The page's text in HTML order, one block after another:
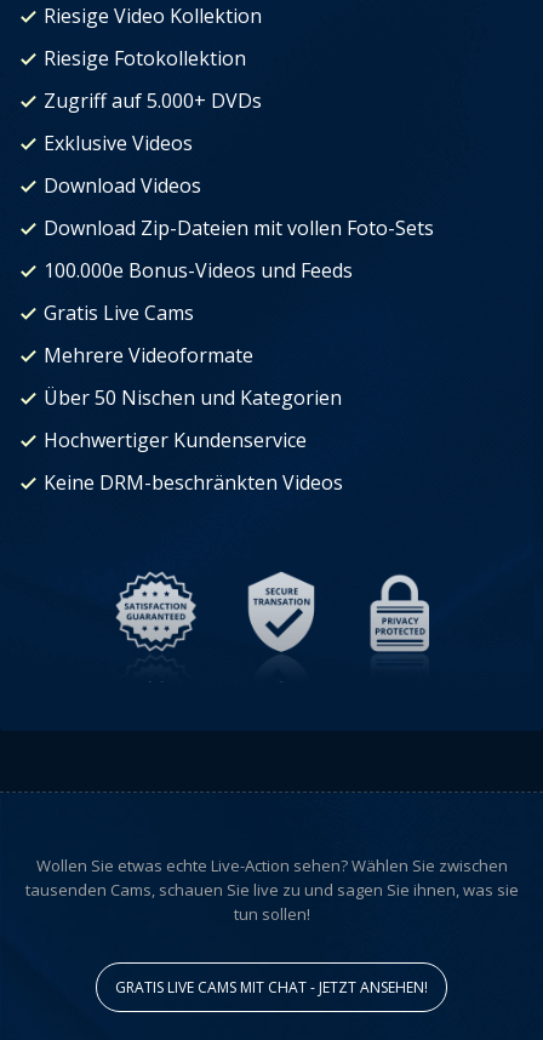
Riesige Video Kollektion
Riesige Fotokollektion
Zugriff auf 5.000+ DVDs
Exklusive Videos
Download Videos
Download Zip-Dateien mit vollen Foto-Sets
100.000e Bonus-Videos und Feeds
Gratis Live Cams
Mehrere Videoformate
Über 50 Nischen und Kategorien
Hochwertiger Kundenservice
Keine DRM-beschränkten Videos
Wollen Sie etwas echte Live-Action sehen? Wählen Sie zwischen
tausenden Cams, schauen Sie live zu und sagen Sie ihnen, was sie
tun sollen!
GRATIS LIVE CAMS MIT CHAT - JETZT ANSEHEN!